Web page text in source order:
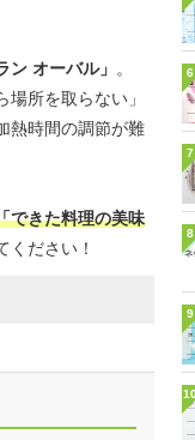
ン オーバル」 。
所を取らない」
熱時間の調節が難
できた料理の美味
ください！
6
7
8
9